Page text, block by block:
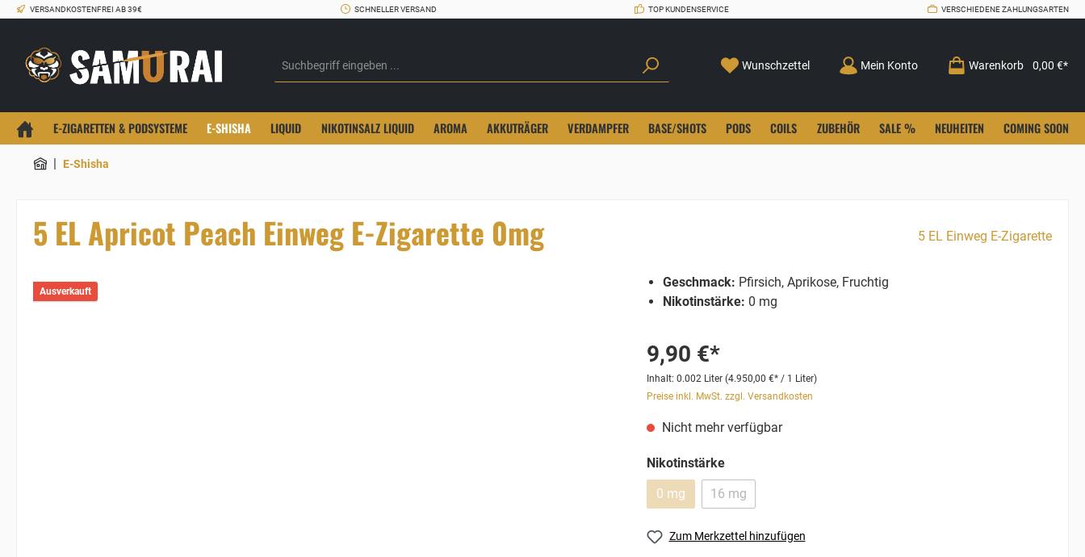
VERSANDKOSTENFREI AB 39€ SCHNELLER VERSAND TOP KUNDENSERVICE VERSCHIEDENE ZAHLUNGSARTEN
Wunschzettel Mein Konto Warenkorb 0,00 €*
E-ZIGARETTEN & PODSYSTEME E-SHISHA LIQUID NIKOTINSALZ LIQUID AROMA AKKUTRÄGER VERDAMPFER BASE/SHOTS PODS COILS ZUBEHÖR SALE % NEUHEITEN COMING SOON
| E-Shisha
5 EL Apricot Peach Einweg E-Zigarette 0mg 5 EL Einweg E-Zigarette
Ausverkauft
Geschmack: Pfirsich, Aprikose, Fruchtig
Nikotinstärke: 0 mg
9,90 €*
Inhalt: 0.002 Liter (4.950,00 €* / 1 Liter)
Preise inkl. MwSt. zzgl. Versandkosten
Nicht mehr verfügbar
Nikotinstärke
0 mg
16 mg
Zum Merkzettel hinzufügen